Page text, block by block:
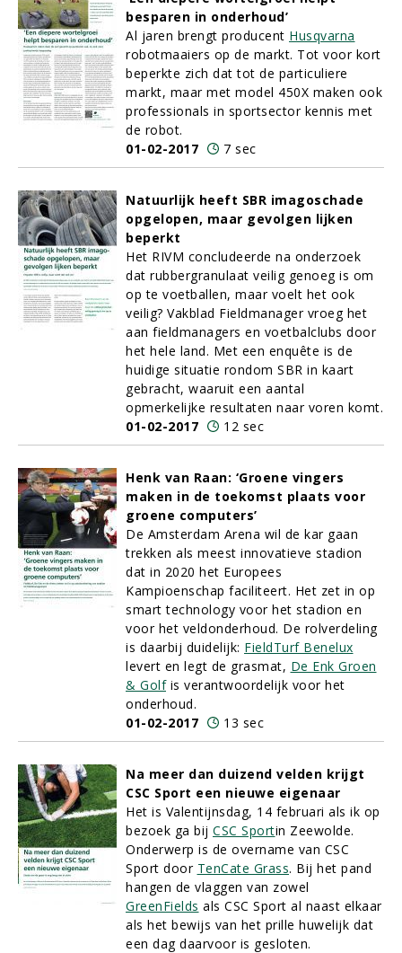
besparen in onderhoud’
Al jaren brengt producent Husqvarna
robotmaaiers op de markt. Tot voor kort
beperkte zich dat tot de particuliere
markt, maar met model 450X maken ook
professionals in sportsector kennis met
de robot.
01-02-2017
7 sec
Natuurlijk heeft SBR imagoschade
opgelopen, maar gevolgen lijken
beperkt
Het RIVM concludeerde na onderzoek
dat rubbergranulaat veilig genoeg is om
op te voetballen, maar voelt het ook
veilig? Vakblad Fieldmanager vroeg het
aan fieldmanagers en voetbalclubs door
het hele land. Met een enquête is de
huidige situatie rondom SBR in kaart
gebracht, waaruit een aantal
opmerkelijke resultaten naar voren komt.
01-02-2017
12 sec
Henk van Raan: ‘Groene vingers
maken in de toekomst plaats voor
groene computers’
De Amsterdam Arena wil de kar gaan
trekken als meest innovatieve stadion
dat in 2020 het Europees
Kampioenschap faciliteert. Het zet in op
smart technology voor het stadion en
voor het veldonderhoud. De rolverdeling
is daarbij duidelijk: FieldTurf Benelux
levert en legt de grasmat, De Enk Groen
& Golfis verantwoordelijk voor het
onderhoud.
01-02-2017
13 sec
Na meer dan duizend velden krijgt
CSC Sport een nieuwe eigenaar
Het is Valentijnsdag, 14 februari als ik op
bezoek ga bij CSC Sportin Zeewolde.
Onderwerp is de overname van CSC
Sport door TenCate Grass. Bij het pand
hangen de vlaggen van zowel
GreenFields als CSC Sport al naast elkaar
als het bewijs van het prille huwelijk dat
een dag daarvoor is gesloten.